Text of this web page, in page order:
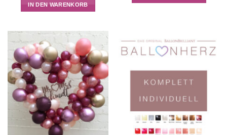
IN DEN WARENKORB